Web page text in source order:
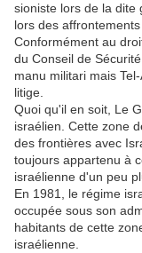
sioniste lors de la dite
lors des
Conformément au
du Conseil de
manu militari mais
litige.
Quoi qu'il en soit, Le
israélien. Cette zone
des frontières avec
toujours appartenu à
israélienne d'un peu
En 1981, le régime
occupée sous son
habitants de cette
israélienne.